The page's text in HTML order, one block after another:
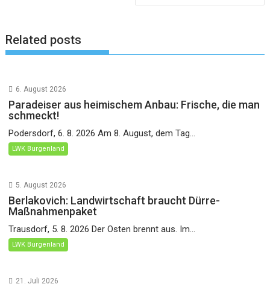
Related posts
6. August 2026
Paradeiser aus heimischem Anbau: Frische, die man
schmeckt!
Podersdorf, 6. 8. 2026 Am 8. August, dem Tag...
LWK Burgenland
5. August 2026
Berlakovich: Landwirtschaft braucht Dürre-
Maßnahmenpaket
Trausdorf, 5. 8. 2026 Der Osten brennt aus. Im...
LWK Burgenland
21. Juli 2026